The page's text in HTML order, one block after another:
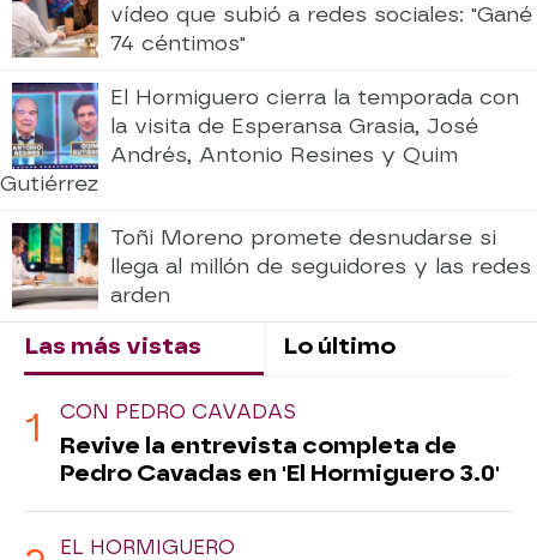
vídeo que subió a redes sociales: "Gané
74 céntimos"
El Hormiguero cierra la temporada con
la visita de Esperansa Grasia, José
Andrés, Antonio Resines y Quim
Gutiérrez
Toñi Moreno promete desnudarse si
llega al millón de seguidores y las redes
arden
Las más vistas Lo último
CON PEDRO CAVADAS
Revive la entrevista completa de
Pedro Cavadas en 'El Hormiguero 3.0'
EL HORMIGUERO